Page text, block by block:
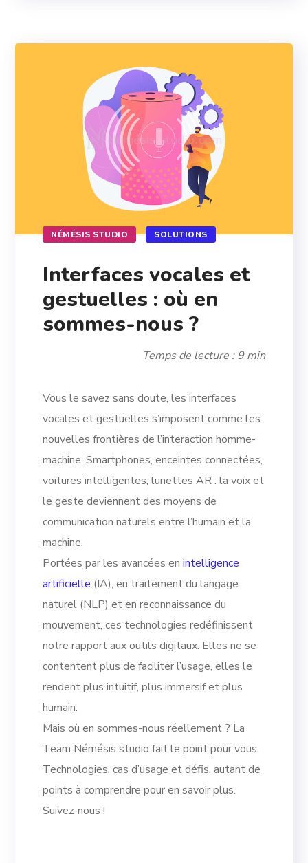
NÉMÉSIS STUDIO SOLUTIONS
Interfaces vocales et
gestuelles : où en
sommes-nous ?
Temps de lecture : 9 min
Vous le savez sans doute, les interfaces
vocales et gestuelles s’imposent comme les
nouvelles frontières de l’interaction homme-
machine. Smartphones, enceintes connectées,
voitures intelligentes, lunettes AR : la voix et
le geste deviennent des moyens de
communication naturels entre l’humain et la
machine.
Portées par les avancées enintelligence
artificielle (IA), en traitement du langage
naturel (NLP) et en reconnaissance du
mouvement, ces technologies redéfinissent
notre rapport aux outils digitaux. Elles ne se
contentent plus de faciliter l’usage, elles le
rendent plus intuitif, plus immersif et plus
humain.
Mais où en sommes-nous réellement ? La
Team Némésis studio fait le point pour vous.
Technologies, cas d’usage et défis, autant de
points à comprendre pour en savoir plus.
Suivez-nous !